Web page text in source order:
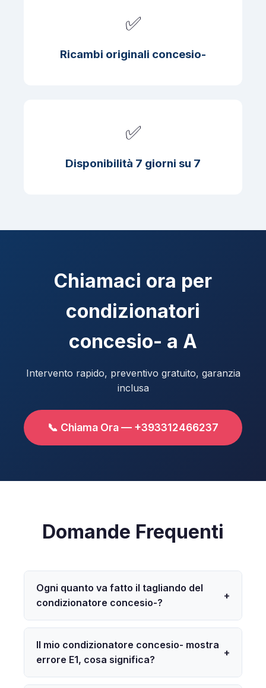
✅
Ricambi originali concesio-
✅
Disponibilità 7 giorni su 7
Chiamaci ora per
condizionatori
concesio- a A
Intervento rapido, preventivo gratuito, garanzia
inclusa
📞 Chiama Ora — +393312466237
Domande Frequenti
Ogni quanto va fatto il tagliando del
condizionatore concesio-?
+
Il mio condizionatore concesio- mostra
errore E1, cosa significa?
+